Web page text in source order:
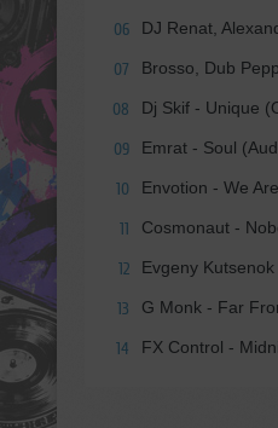
06 DJ Renat,
07 Brosso, Dub
08 Dj Skif - Unique
09 Emrat - Soul
10 Envotion - We
11 Cosmonaut -
12 Evgeny
13 G Monk - Far
14 FX Control -